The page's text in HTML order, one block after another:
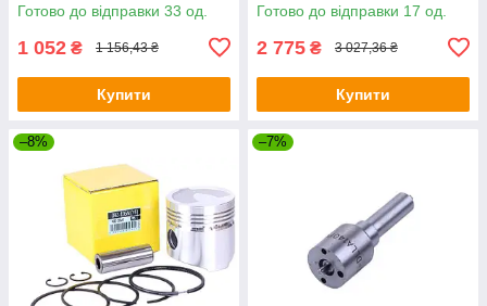
Готово до відправки 33 од.
1 052 ₴ 1 156,43 ₴
Купити
Готово до відправки 17 од.
2 775 ₴ 3 027,36 ₴
Купити
–8% –7%